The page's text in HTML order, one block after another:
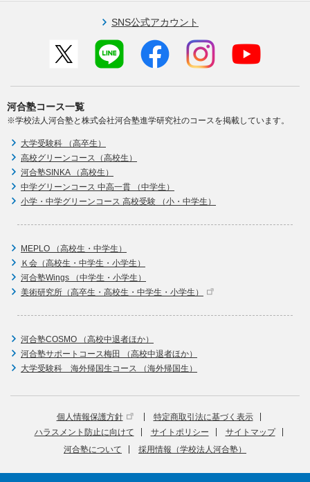
SNS公式アカウント
河合塾コース一覧
※学校法人河合塾と株式会社河合塾進学研究社のコースを掲載しています。
大学受験科 （高卒生）
高校グリーンコース（高校生）
河合塾SINKA （高校生）
中学グリーンコース 中高一貫 （中学生）
小学・中学グリーンコース 高校受験 （小・中学生）
MEPLO （高校生・中学生）
Ｋ会（高校生・中学生・小学生）
河合塾Wings （中学生・小学生）
美術研究所（高卒生・高校生・中学生・小学生）
河合塾COSMO （高校中退者ほか）
河合塾サポートコース梅田 （高校中退者ほか）
大学受験科 海外帰国生コース （海外帰国生）
個人情報保護方針
特定商取引法に基づく表示
ハラスメント防止に向けて
サイトポリシー
サイトマップ
河合塾について
採用情報（学校法人河合塾）